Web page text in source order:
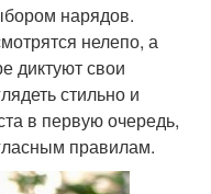
нарядов.
нелепо, а
диктуют свои
стильно и
в первую очередь,
правилам.